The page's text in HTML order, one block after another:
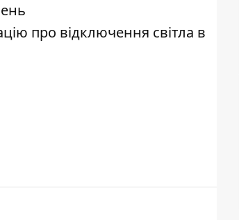
про відключення світла в